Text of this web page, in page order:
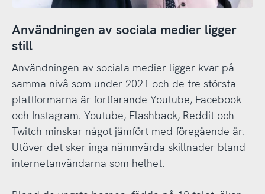
Användningen av sociala medier ligger
still
Användningen av sociala medier ligger kvar på
samma nivå som under 2021 och de tre största
plattformarna är fortfarande Youtube, Facebook
och Instagram. Youtube, Flashback, Reddit och
Twitch minskar något jämfört med föregående år.
Utöver det sker inga nämnvärda skillnader bland
internetanvändarna som helhet.